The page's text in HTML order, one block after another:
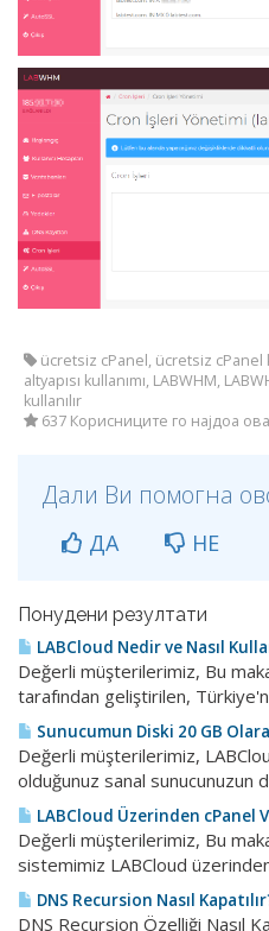
ücretsiz cPanel, ücretsiz cPanel
altyapısı kullanımı, LABWHM,
kullanılır
637 Корисниците го најдоа
Дали Ви помогна
ДА НЕ
Понудени резултати
LABCloud Nedir ve Nasıl
Değerli müşterilerimiz, Bu
tarafından geliştirilen,
Sunucumun Diski 20 GB
Değerli müşterilerimiz,
olduğunuz sanal sunucunuzun
LABCloud Üzerinden cPanel
Değerli müşterilerimiz, Bu
sistemimiz LABCloud
DNS Recursion Nasıl
DNS Recursion Özelliği Nasıl